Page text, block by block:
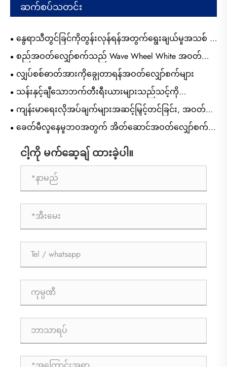
ဆက်စပ်သတင်း
နွေရာသီတွင်ခြင်ကိုတွန်းလှန်ရန်အတွက်ရွေးချယ်မှုအသစ် -
Mini Mochquito Killer
စည်အဝတ်လျှော်စက်သည် Wave Wheel White အဝတ်
လျှော်စက်ဖြစ်သည်
လျှပ်စစ်ဓာတ်အားကိုချွေတာရန်အဝတ်လျှော်စက်များ
သန်းနှင့်ချီသောဘက်တီးရီးယားများသည်သင့်ကို
ခြိမ်းခြောက်နေကြသည်!
ကျန်းမာရေးလိုအပ်ချက်များအဆင့်မြှင့်တင်ခြင်း, အဝတ်
လျှော်စက်စီးပွားရေးလုပ်ငန်းအောင်မြင်မှုအမှတ်အသားများ
ကို Classified Wash Care?
ခေတ်မီလူနေမှုဘဝအတွက် အိတ်ဆောင်အဝတ်လျှော်စက်
ငါ့ကို မက်ဆေ့ချ် ထားခဲ့ပါ။